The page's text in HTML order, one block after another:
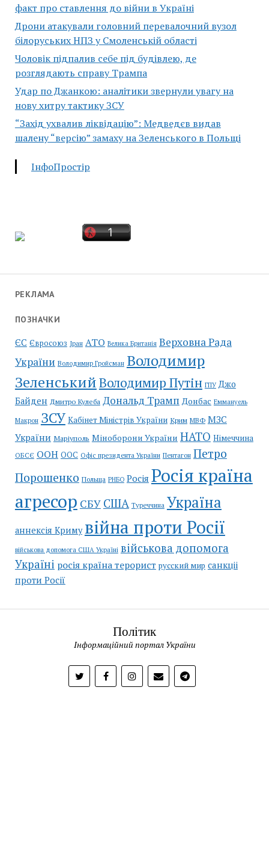
факт про ставлення до війни в Україні
Дрони атакували головний перевалочний вузол
білоруських НПЗ у Смоленській області
Чоловік підпалив себе під будівлею, де
розглядають справу Трампа
Удар по Джанкою: аналітики звернули увагу на
нову хитру тактику ЗСУ
“Захід ухвалив ліквідацію”: Медведєв видав
шалену “версію” замаху на Зеленського в Польщі
ІнфоПростір
РЕКЛАМА
ПОЗНАЧКИ
ЄС Євросоюз Іран АТО Велика Британія Верховна Рада
України Володимир Гройсман Володимир
ЗеленськийВолодимир Путін ГПУ Джо
Байден Дмитро Кулеба Дональд Трамп Донбас Еммануель
Макрон ЗСУ Кабінет Міністрів України Крим МВФ МЗС
України Маріуполь Міноборони України НАТО Німеччина
ОБСЄ ООН ООС Офіс президента України Пентагон Петро
Порошенко Польща РНБО Росія Росія країна
агресор СБУ США Туреччина Україна
аннексія Криму війна проти Росії
військова допомога США Україні військова допомога
Україні росія країна терорист русский мир санкціі
проти Росії
Політик
Інформаційний портал України